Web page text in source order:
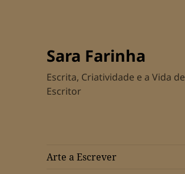
Sara Farinha
Escrita, Criatividade e a Vida de
Escritor
Arte a Escrever